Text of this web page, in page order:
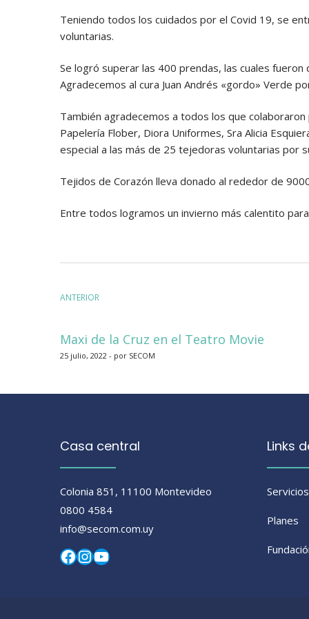
Teniendo todos los cuidados por el Covid 19, se
voluntarias.
Se logró superar las 400 prendas, las cuales fueron
Agradecemos al cura Juan Andrés «gordo» Verde
También agradecemos a todos los que
Papelería Flober, Diora Uniformes, Sra Alicia
especial a las más de 25 tejedoras voluntarias por
Tejidos de Corazón lleva donado al rededor de
Entre todos logramos un invierno más calentito
Navegación
de
entradas
ANTERIOR
Maxi de la Cruz en el Teatro Movie
25 julio, 2022 - por SECOM
Casa central
Colonia 851, 11100 Montevideo
0800 4584
info@secom.com.uy
Facebook
Instagram
YouTube
Links
Servicios
Planes